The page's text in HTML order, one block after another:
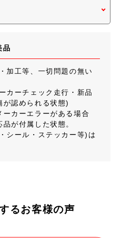
品
加工等、一切問題の無い
カーチェック走行・新品
が認められる状態)
ーカーエラーがある場合
が付属した状態。
シール・ステッカー等)は
るお客様の声